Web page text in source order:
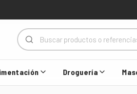
Droguería